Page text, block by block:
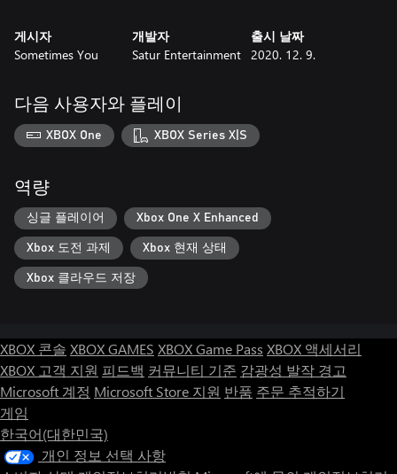
게시자
Sometimes You
개발자
Satur Entertainment
출시 날짜
2020. 12. 9.
다음 사용자와 플레이
XBOX One XBOX Series X|S
역량
싱글 플레이어 Xbox One X Enhanced
Xbox 도전 과제 Xbox 현재 상태
Xbox 클라우드 저장
XBOX 콘솔 XBOX GAMES XBOX Game Pass XBOX 액세서리
XBOX 고객 지원 피드백 커뮤니티 기준 감광성 발작 경고
Microsoft 계정 Microsoft Store 지원 반품 주문 추적하기
게임
한국어(대한민국)
개인 정보 선택 사항